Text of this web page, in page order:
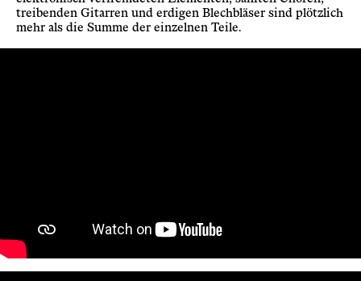
treibenden Gitarren und erdigen Blechbläser sind plötzlich
mehr als die Summe der einzelnen Teile.